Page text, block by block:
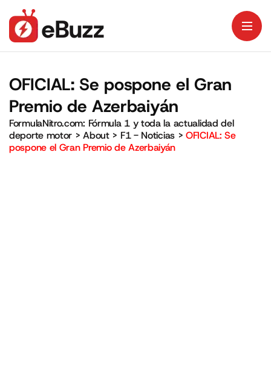
OFICIAL: Se pospone el Gran
Premio de Azerbaiyán
FormulaNitro.com: Fórmula 1 y toda la actualidad del
deporte motor >About> F1 - Noticias>OFICIAL: Se
pospone el Gran Premio de Azerbaiyán